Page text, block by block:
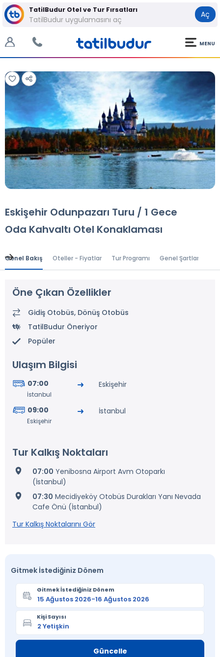
TatilBudur Otel ve Tur Fırsatları
TatilBudur uygulamasını aç
Aç
MENU
Tüm Fotoğraflar
Eskişehir Odunpazarı Turu / 1 Gece
Oda Kahvaltı Otel Konaklaması
Genel Bakış Oteller - Fiyatlar Tur Programı Genel Şartlar
Öne Çıkan Özellikler
Gidiş Otobüs, Dönüş Otobüs
TatilBudur Öneriyor
Popüler
Ulaşım Bilgisi
07:00
İstanbul
Eskişehir
09:00
Eskişehir
İstanbul
Tur Kalkış Noktaları
07:00 Yenibosna Airport Avm Otoparkı
(İstanbul)
07:30 Mecidiyeköy Otobüs Durakları Yanı Nevada
Cafe Önü (İstanbul)
Tur Kalkış Noktalarını Gör
Gitmek İstediğiniz Dönem
Gitmek İstediğiniz Dönem
Kişi Sayısı
Güncelle